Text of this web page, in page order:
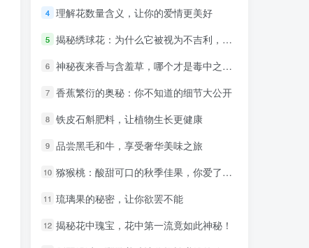
4 理解花数量含义，让你的爱情更美好
5 揭秘绣球花：为什么它被视为不吉利，你真的知道原因吗？
6 神秘夜来香与含羞草，哪个才是毒中之王？
7 香蕉繁衍的奥秘：你不知道的细节大公开
8 铁皮石斛肥料，让植物生长更健康
9 品尝黑毛和牛，享受奢华美味之旅
10 猕猴桃：酸甜可口的秋季佳果，你爱了吗？
11 琉璃果的秘密，让你欲罢不能
12 揭秘花中瑰宝，花中第一流竟如此神秘！
4 理解花数量含义，让你的爱情更美好
5 揭秘绣球花：为什么它被视为不吉利，你真的知道原因吗？
6 神秘夜来香与含羞草，哪个才是毒中之王？
7 香蕉繁衍的奥秘：你不知道的细节大公开
8 铁皮石斛肥料，让植物生长更健康
9 品尝黑毛和牛，享受奢华美味之旅
10 猕猴桃：酸甜可口的秋季佳果，你爱了吗？
11 琉璃果的秘密，让你欲罢不能
12 揭秘花中瑰宝，花中第一流竟如此神秘！